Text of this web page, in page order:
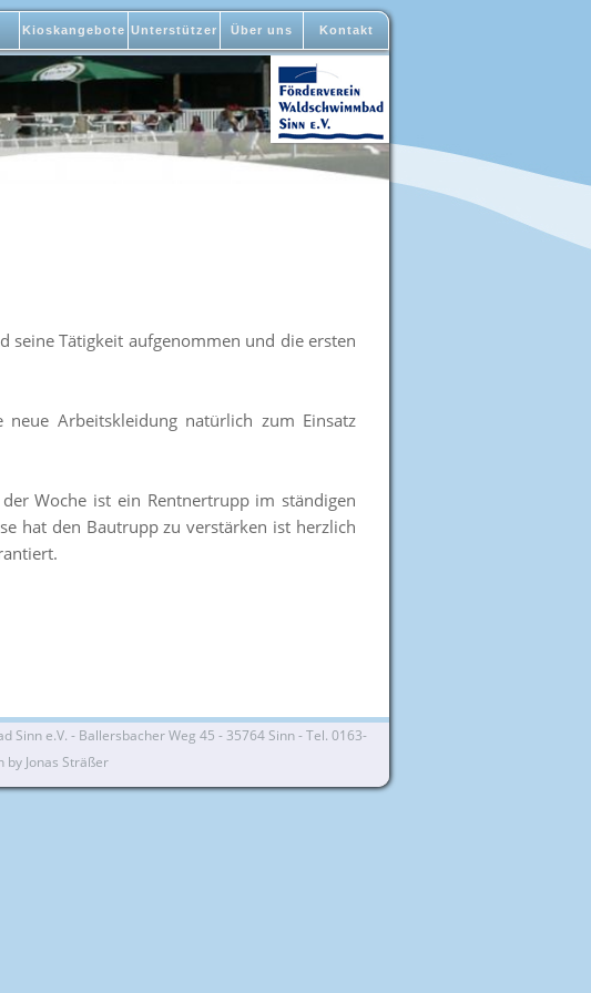
Kioskangebote Unterstützer Über uns Kontakt
Tätigkeit aufgenommen und die ersten
Arbeitskleidung natürlich zum Einsatz
Woche ist ein Rentnertrupp im ständigen
hat den Bautrupp zu verstärken ist herzlich
e.V. - Ballersbacher Weg 45 - 35764 Sinn - Tel. 0163-
by Jonas Sträßer